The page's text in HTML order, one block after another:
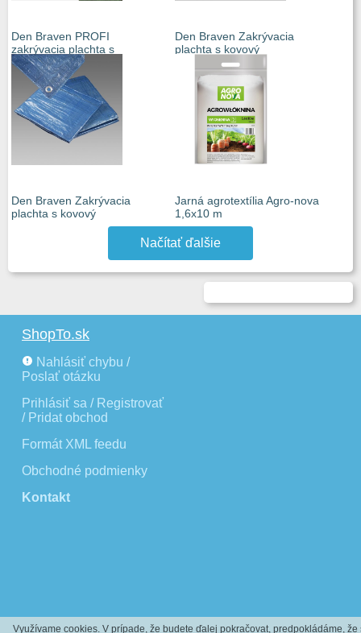
Den Braven PROFI
zakrývacia plachta s
Den Braven Zakrývacia
plachta s kovový
Den Braven Zakrývacia
plachta s kovový
Jarná agrotextília Agro-nova
1,6x10 m
Načítať ďalšie
ShopTo.sk
Nahlásiť chybu /
Poslať otázku
Prihlásiť sa / Registrovať
/ Pridat obchod
Formát XML feedu
Obchodné podmienky
Kontakt
Využívame cookies. V prípade, že budete ďalej pokračovat, predpokládáme, že